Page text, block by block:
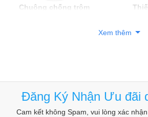
Chuông chống trộm
Thiết bị chống trộm gắn
Xem thêm
Đăng Ký Nhận Ưu đãi
Cam kết không Spam, vui lòng xác